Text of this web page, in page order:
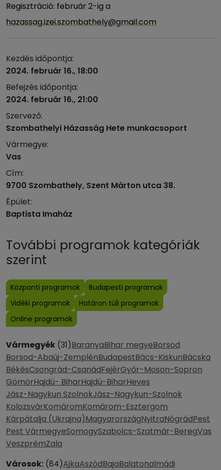
Regisztráció: február 2-ig a
hazassag.izei.szombathely@gmail.com
Kezdés időpontja:
2024. február 16., 18:00
Befejzés időpontja:
2024. február 16., 21:00
Szervező:
Szombathelyi Házasság Hete munkacsoport
Vármegye:
Vas
Cím:
9700 Szombathely, Szent Márton utca 38.
Épület:
Baptista Imaház
További programok kategóriák
szerint
Központi programok
Budapesti programok
Vidéki programok
Határon túli programok
Online programok
Vármegyék (31)BaranyaBihar megyeBorsod
Borsod-Abaúj-ZemplénBudapestBács-KiskunBácska
BékésCsongrád-CsanádFejérGyőr-Moson-Sopron
GömörHajdú- BiharHajdú-BiharHeves
Jász-Nagykun SzolnokJász-Nagykun-Szolnok
KolozsvárKomáromKomárom-Esztergom
Kárpátalja (Ukrajna)MagyarországNyitraNógrádPest
Pest VármegyeSomogySzabolcs-Szatmár-BeregVas
VeszprémZala
Városok: (84)AjkaAszódBajaBalatonalmádi